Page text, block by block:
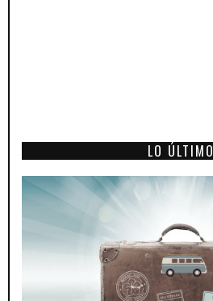
LO ÚLTIMO